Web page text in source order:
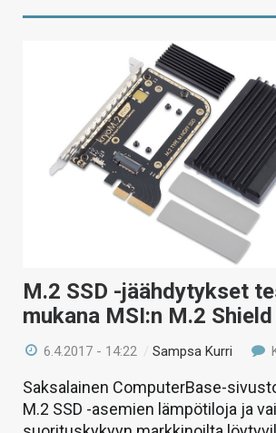
M.2 SSD -jäähdytykset
mukana MSI:n M.2 Shield
6.4.2017 - 14:22 /Sampsa Kurri
Saksalainen ComputerBase-
M.2 SSD -asemien lämpötiloja ja